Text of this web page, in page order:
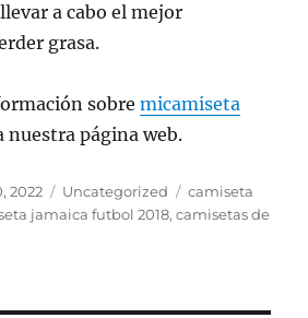
a cabo el mejor
grasa.
sobremicamiseta
nuestra página web.
2022 Categorías
Uncategorized Etiquetas
camiseta
jamaica futbol 2018,camisetas de